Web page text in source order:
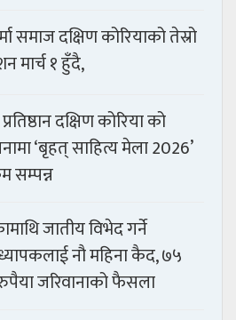
समाज दक्षिण कोरियाको तेस्रो
मार्च १ हुँदै,
दक्षिण कोरिया को
‘बृहत् साहित्य मेला 2026’
सम्पन्न
जातीय विभेद गर्ने
नौ महिना कैद, ७५
जरिवानाको फैसला